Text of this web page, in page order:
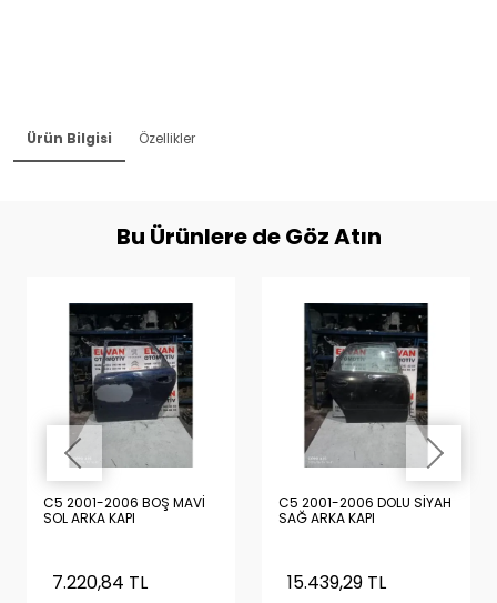
Ürün Bilgisi Özellikler
Bu Ürünlere de Göz Atın
C5 2001-2006 BOŞ MAVİ
SOL ARKA KAPI
7.220,84 TL
C5 2001-2006 DOLU SİYAH
SAĞ ARKA KAPI
15.439,29 TL